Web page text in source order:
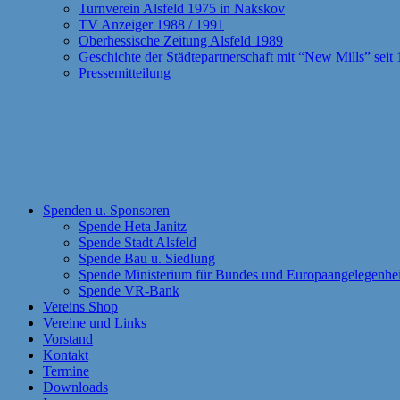
Turnverein Alsfeld 1975 in Nakskov
TV Anzeiger 1988 / 1991
Oberhessische Zeitung Alsfeld 1989
Geschichte der Städtepartnerschaft mit “New Mills” seit
Pressemitteilung
Spenden u. Sponsoren
Spende Heta Janitz
Spende Stadt Alsfeld
Spende Bau u. Siedlung
Spende Ministerium für Bundes und
Spende VR-Bank
Vereins Shop
Vereine und Links
Vorstand
Kontakt
Termine
Downloads